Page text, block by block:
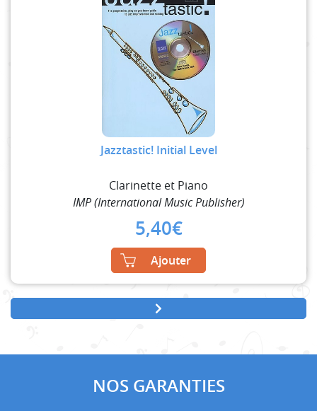
Jazztastic! Initial Level
Clarinette et Piano
IMP (International Music Publisher)
5,40€
Ajouter
NOS GARANTIES